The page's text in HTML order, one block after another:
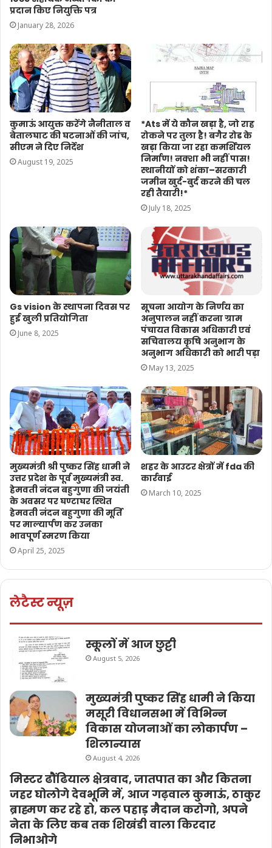
प्रदान किए नियुक्ति पत्र
January 28, 2026
कुमाऊं आयुक्त करेंगे नैनीताल व
बेतालघाट की घटनाओं की जांच,
सीएम ने दिए निर्देश
August 19, 2025
*Ats में ये कौन खड़ा है, जो राह
रोकने पर तुला है! बगैर रोड के
खड़ा किया जा रहा कमर्शियल
निर्माण! नक्शा भी नहीं पास!
स्थानीयों को शंका–सरकारी
जमीन खुर्द-बुर्द करने की चल
रही तैयारी!*
July 18, 2025
Gs vision के स्थापना दिवस पर
हुई खुली प्रतियोगिता
June 8, 2025
सूचना आयोग के निर्णय का
अनुपालन नहीं करना ग्राम
पंचायत विकास अधिकारी एवं
सचिवालय कृषि अनुभाग के
अनुभाग अधिकारी को भारी पड़ा
May 13, 2025
मुख्यमंत्री श्री पुष्कर सिंह धामी ने
उत्तर प्रदेश के पूर्व मुख्यमंत्री स्व.
हेमवती नंदन बहुगुणा की जयंती
के अवसर पर घण्टाघर स्थित
हेमवती नंदन बहुगुणा की मूर्ति
पर माल्यार्पण कर उनका
भावपूर्ण स्मरण किया
April 25, 2025
शहर के आउटर क्षेत्रों में fda की
कार्रवाई
March 10, 2025
लेटैस्ट न्यूज़
स्कूलों में आज छुट्टी
August 5, 2026
मुख्यमंत्री पुष्कर सिंह धामी ने किया
मसूरी विधानसभा में विभिन्न
विकास योजनाओं का लोकार्पण –
शिलान्यास
August 4, 2026
मिस्टर ढौंढियाल क्षेत्रवाद, जातपात का और कितना
जहर घोलोगे देवभूमि में, आज गढ़वाल कुमाऊं, ठाकुर
ब्राह्मण कर रहे हो, कल पहाड़ मैदान करोगो, अपने
नेता के लिए कब तक शिखंडी वाला किरदार
निभाओगे